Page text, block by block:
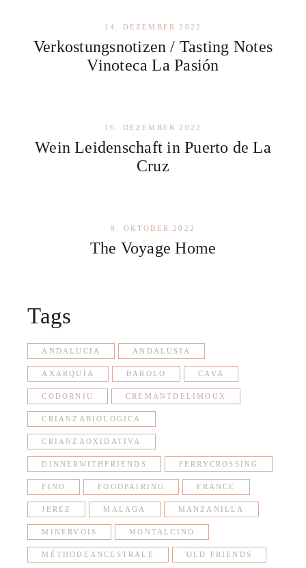
Verkostungsnotizen / Tasting Notes
Vinoteca La Pasión
14. DEZEMBER 2022
Wein Leidenschaft in Puerto de La
Cruz
16. DEZEMBER 2022
The Voyage Home
9. OKTOBER 2022
Tags
ANDALUCIA ANDALUSIA
AXARQUÍA BAROLO CAVA
CODORNIU CREMANTDELIMOUX
CRIANZABIOLOGICA
CRIANZAOXIDATIVA
DINNERWITHFRIENDS FERRYCROSSING
FINO FOODPAIRING FRANCE
JEREZ MALAGA MANZANILLA
MINERVOIS MONTALCINO
MÉTHODEANCESTRALE OLD FRIENDS